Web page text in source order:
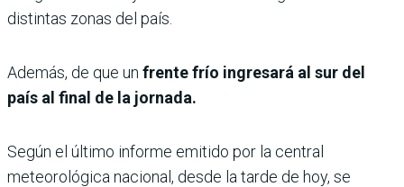
distintas zonas del país.
Además, de que un frente frío ingresará al sur del
país al final de la jornada.
Según el último informe emitido por la central
meteorológica nacional, desde la tarde de hoy, se